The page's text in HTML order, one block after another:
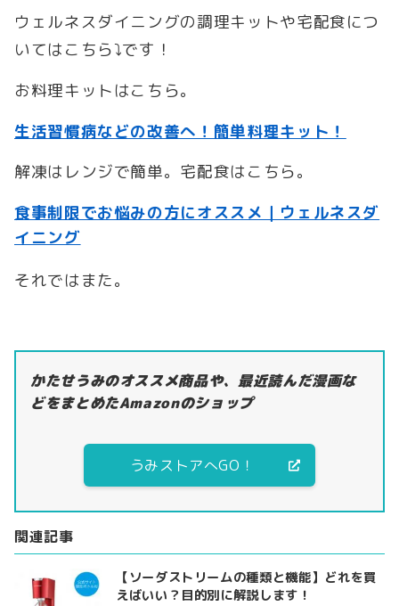
ウェルネスダイニングの調理キットや宅配食につ
いてはこちら⤵です！
お料理キットはこちら。
生活習慣病などの改善へ！簡単料理キット！
解凍はレンジで簡単。宅配食はこちら。
食事制限でお悩みの方にオススメ｜ウェルネスダ
イニング
それではまた。
かたせうみのオススメ商品や、最近読んだ漫画な
どをまとめたAmazonのショップ
うみストアへGO！
関連記事
【ソーダストリームの種類と機能】どれを買
えばいい？目的別に解説します！